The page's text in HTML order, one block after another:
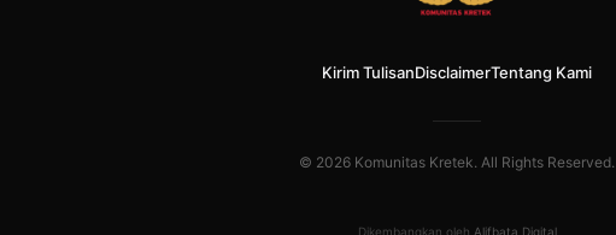
Kirim TulisanDisclaimerTentang Kami
© 2026 Komunitas Kretek. All Rights Reserved.
Dikembangkan oleh Alifbata Digital